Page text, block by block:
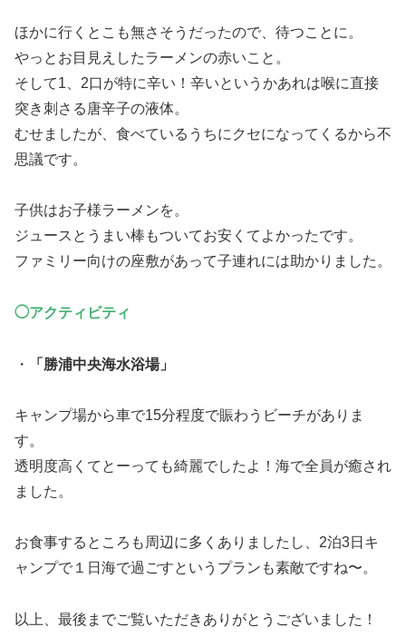
ほかに行くとこも無さそうだったので、待つことに。
やっとお目見えしたラーメンの赤いこと。
そして1、2口が特に辛い！辛いというかあれは喉に直接
突き刺さる唐辛子の液体。
むせましたが、食べているうちにクセになってくるから不
思議です。
子供はお子様ラーメンを。
ジュースとうまい棒もついてお安くてよかったです。
ファミリー向けの座敷があって子連れには助かりました。
◯アクティビティ
・ 「勝浦中央海水浴場」
キャンプ場から車で15分程度で賑わうビーチがありま
す。
透明度高くてとーっても綺麗でしたよ！海で全員が癒され
ました。
お食事するところも周辺に多くありましたし、2泊3日キ
ャンプで１日海で過ごすというプランも素敵ですね〜。
以上、最後までご覧いただきありがとうございました！